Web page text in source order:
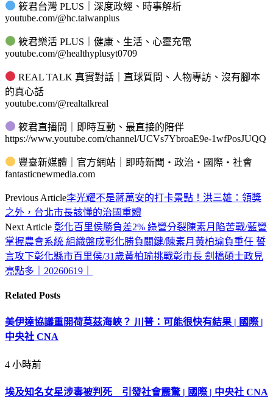
筱君台灣 PLUS｜深度政經、時事解析
youtube.com/@hc.taiwanplus
筱君樂活 PLUS｜健康、生活、心靈充電
youtube.com/@healthyplusyt0709
REAL TALK 真實對話｜直球質問、人物專訪、沒有腳本
的真心話
youtube.com/@realtalkreal
筱君直播間｜即時互動、最直接的陪伴
https://www.youtube.com/channel/UCVs7YbroaE9e-1wfPosJUQQ
豐臺新媒體｜官方網站｜即時新聞・政治・國際・社會
fantasticnewmedia.com
Previous Article李光耀不是蔣萬安的打卡景點！洪三雄：領獎
之外，台北市長該懂的治國重體
Next Article 彰化百里侯勝負差2% 綠營分裂陳素月陷苦戰/藍營
掌握農會系統 組織盤成彰化勝負關鍵/陳素月黃柏瑜負重任 誓
言攻下彰化縣市百里侯/31歲黃柏瑜挑戰彰市長 劍橋碩士政見
亮點多｜20260619｜
Related Posts
美伊達協議重開荷莫茲海峽？ 川普：可能很快有結果 | 國際 |
中央社 CNA
4 小時前
埃及知名女星涉毒被判死 引發社會震驚 | 國際 | 中央社 CNA